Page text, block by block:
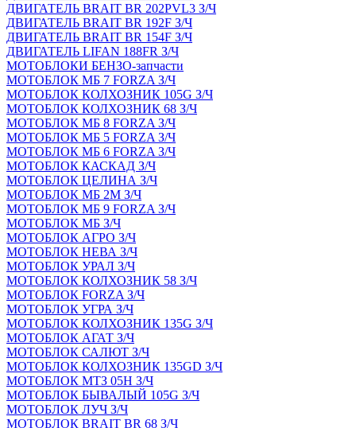
ДВИГАТЕЛЬ BRAIT BR 202PVL3 З/Ч
ДВИГАТЕЛЬ BRAIT BR 192F З/Ч
ДВИГАТЕЛЬ BRAIT BR 154F З/Ч
ДВИГАТЕЛЬ LIFAN 188FR З/Ч
МОТОБЛОКИ БЕНЗО-запчасти
МОТОБЛОК МБ 7 FORZA З/Ч
МОТОБЛОК КОЛХОЗНИК 105G З/Ч
МОТОБЛОК КОЛХОЗНИК 68 З/Ч
МОТОБЛОК МБ 8 FORZA З/Ч
МОТОБЛОК МБ 5 FORZA З/Ч
МОТОБЛОК МБ 6 FORZA З/Ч
МОТОБЛОК КАСКАД З/Ч
МОТОБЛОК ЦЕЛИНА З/Ч
МОТОБЛОК МБ 2М З/Ч
МОТОБЛОК МБ 9 FORZA З/Ч
МОТОБЛОК МБ З/Ч
МОТОБЛОК АГРО З/Ч
МОТОБЛОК НЕВА З/Ч
МОТОБЛОК УРАЛ З/Ч
МОТОБЛОК КОЛХОЗНИК 58 З/Ч
МОТОБЛОК FORZA З/Ч
МОТОБЛОК УГРА З/Ч
МОТОБЛОК КОЛХОЗНИК 135G З/Ч
МОТОБЛОК АГАТ З/Ч
МОТОБЛОК САЛЮТ З/Ч
МОТОБЛОК КОЛХОЗНИК 135GD З/Ч
МОТОБЛОК МТЗ 05Н З/Ч
МОТОБЛОК БЫВАЛЫЙ 105G З/Ч
МОТОБЛОК ЛУЧ З/Ч
МОТОБЛОК BRAIT BR 68 З/Ч